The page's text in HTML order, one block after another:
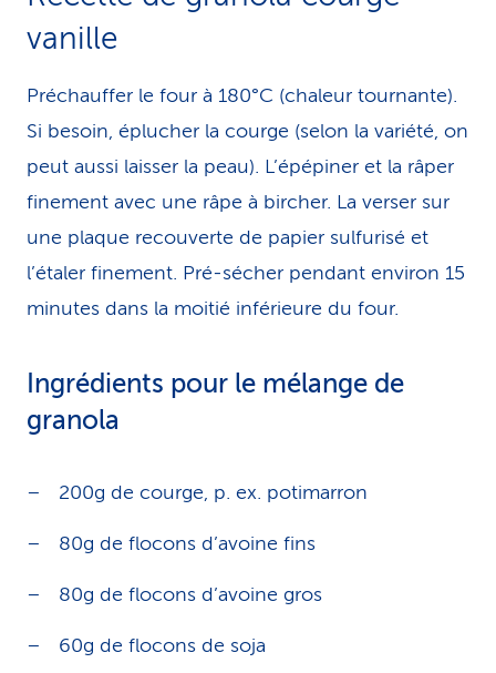
vanille
Préchauffer le four à 180°C (chaleur tournante).
Si besoin, éplucher la courge (selon la variété, on
peut aussi laisser la peau). L’épépiner et la râper
finement avec une râpe à bircher. La verser sur
une plaque recouverte de papier sulfurisé et
l’étaler finement. Pré-sécher pendant environ 15
minutes dans la moitié inférieure du four.
Ingrédients pour le mélange de
granola
200g de courge, p. ex. potimarron
80g de flocons d’avoine fins
80g de flocons d’avoine gros
60g de flocons de soja